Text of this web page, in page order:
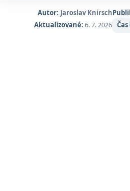
miesto na objavovanie - cesty sú
ťažko ovládateľná a tí, ktorí
Autor: Jaroslav Knirsch
Aktualizované: 6. 7. 2026